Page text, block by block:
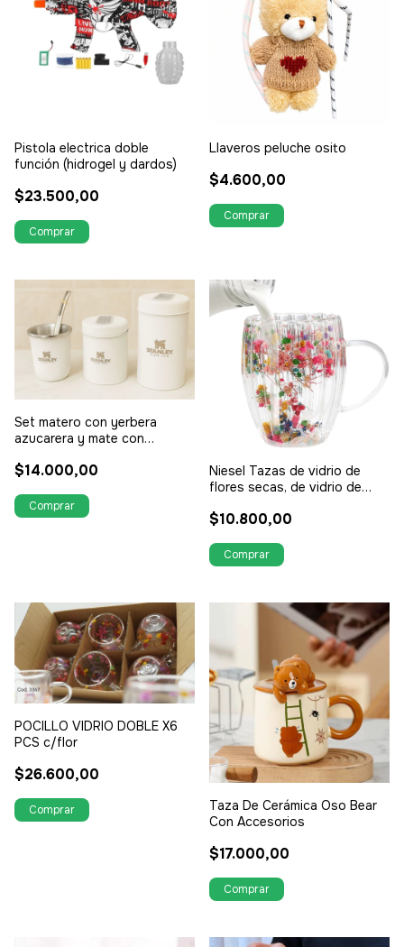
Pistola electrica doble
función (hidrogel y dardos)
$23.500,00
Llaveros peluche osito
$4.600,00
Set matero con yerbera
azucarera y mate con
$14.000,00
Niesel Tazas de vidrio de
flores secas, de vidrio de
$10.800,00
POCILLO VIDRIO DOBLE X6
PCS c/flor
$26.600,00
Taza De Cerámica Oso Bear
Con Accesorios
$17.000,00